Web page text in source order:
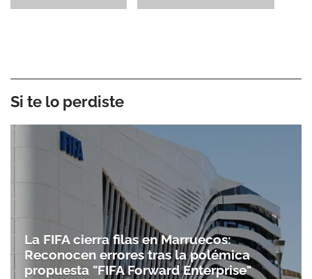
Si te lo perdiste
La FIFA cierra filas en Marruecos:
Reconocen errores tras la polémica
propuesta "FIFA Forward Enterprise"